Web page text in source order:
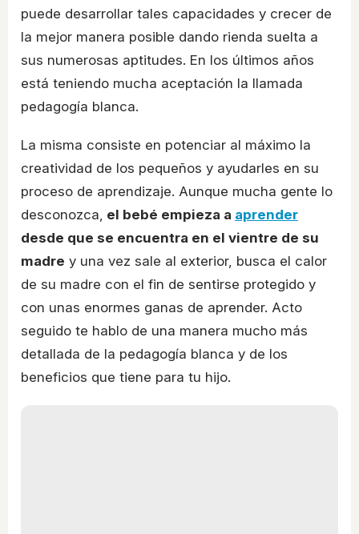
puede desarrollar tales capacidades y crecer de
la mejor manera posible dando rienda suelta a
sus numerosas aptitudes. En los últimos años
está teniendo mucha aceptación la llamada
pedagogía blanca.
La misma consiste en potenciar al máximo la
creatividad de los pequeños y ayudarles en su
proceso de aprendizaje. Aunque mucha gente lo
desconozca, el bebé empieza a aprender
desde que se encuentra en el vientre de su
madre y una vez sale al exterior, busca el calor
de su madre con el fin de sentirse protegido y
con unas enormes ganas de aprender. Acto
seguido te hablo de una manera mucho más
detallada de la pedagogía blanca y de los
beneficios que tiene para tu hijo.